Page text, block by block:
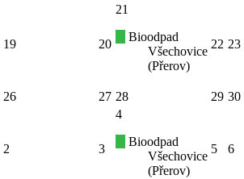
19 20
21
Bioodpad
Všechovice
(Přerov)
22 23
26 27 28 29 30
2 3
4
Bioodpad
Všechovice
(Přerov)
5 6